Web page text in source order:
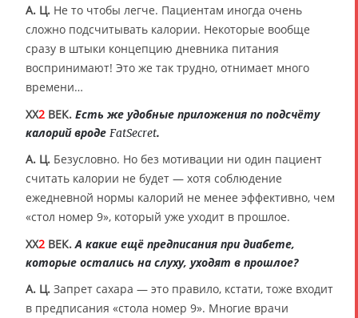
А. Ц. Не то чтобы легче. Пациентам иногда очень
сложно подсчитывать калории. Некоторые вообще
сразу в штыки концепцию дневника питания
воспринимают! Это же так трудно, отнимает много
времени…
XX2 ВЕК. Есть же удобные приложения по подсчёту
калорий вроде FatSecret.
А. Ц. Безусловно. Но без мотивации ни один пациент
считать калории не будет — хотя соблюдение
ежедневной нормы калорий не менее эффективно, чем
«стол номер 9», который уже уходит в прошлое.
XX2 ВЕК. А какие ещё предписания при диабете,
которые остались на слуху, уходят в прошлое?
А. Ц. Запрет сахара — это правило, кстати, тоже входит
в предписания «стола номер 9». Многие врачи